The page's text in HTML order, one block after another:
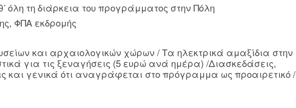
τη διάρκεια του προγράμματος στην Πόλη
ΦΠΑ εκδρομής
και αρχαιολογικών χώρων / Τα ηλεκτρικά αμαξίδια στην
για τις ξεναγήσεις (5 ευρώ ανά ημέρα) /Διασκεδάσεις,
και γενικά ότι αναγράφεται στο πρόγραμμα ως προαιρετικό /